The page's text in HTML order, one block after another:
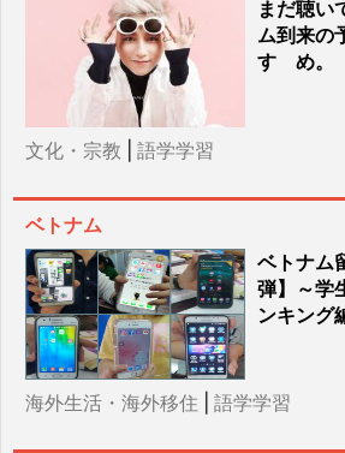
まだ聴
ム到来の
すゝめ。
文化・宗教 語学学習
ベトナム
ベトナム
弾】～学
ンキング
海外生活・海外移住 語学学習